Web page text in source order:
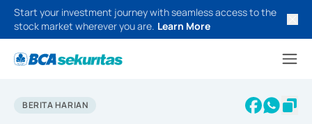
Start your investment journey with seamless access to the
stock market wherever you are. Learn More
BERITA HARIAN